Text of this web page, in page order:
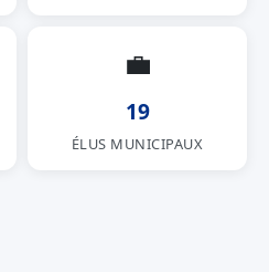
💼
19
ÉLUS MUNICIPAUX